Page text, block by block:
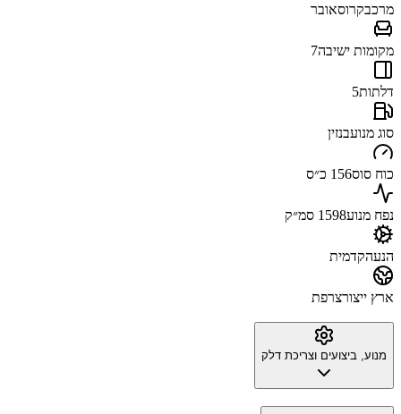
מרכבקרוסאובר
מקומות ישיבה7
דלתות5
סוג מנועבנזין
כוח סוס156 כ״ס
נפח מנוע1598 סמ״ק
הנעהקדמית
ארץ ייצורצרפת
מנוע, ביצועים וצריכת דלק